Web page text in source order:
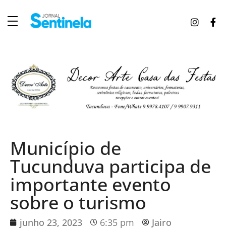
Município de
Tucunduva participa de
importante evento
sobre o turismo
junho 23, 2023 6:35 pm Jairo